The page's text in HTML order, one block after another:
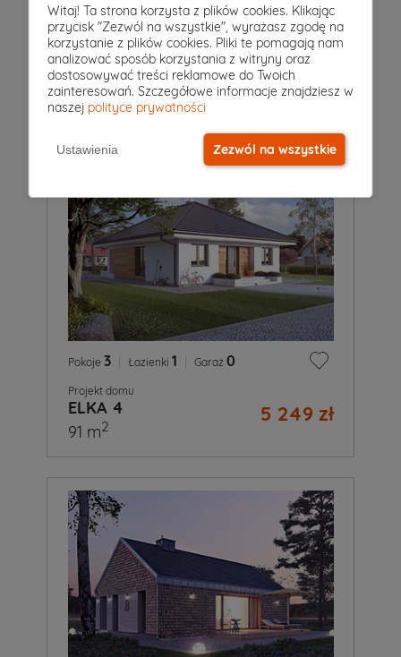
Pokoje2 | Łazienki1 | Garaż0
Projekt domu
IMBIR 4 4 649 zł
50 m2
Pokoje 3 Łazienki 1 Garaż 0
Projekt domu
ELKA 4 5 249 zł
91 m2
Witaj! Ta strona korzysta z plików cookies. Klikając
przycisk "Zezwól na wszystkie", wyrażasz zgodę na
korzystanie z plików cookies. Pliki te pomagają nam
analizować sposób korzystania z witryny oraz
dostosowywać treści reklamowe do Twoich
zainteresowań. Szczegółowe informacje znajdziesz w
naszej polityce prywatności
Ustawienia Zezwól na wszystkie